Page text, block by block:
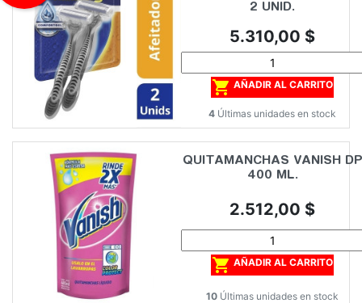
2 UNID.
Precio
5.310,00 $
 AÑADIR AL CARRITO
4 Últimas unidades en stock
QUITAMANCHAS VANISH DP
400 ML.
Precio
2.512,00 $
 AÑADIR AL CARRITO
10 Últimas unidades en stock